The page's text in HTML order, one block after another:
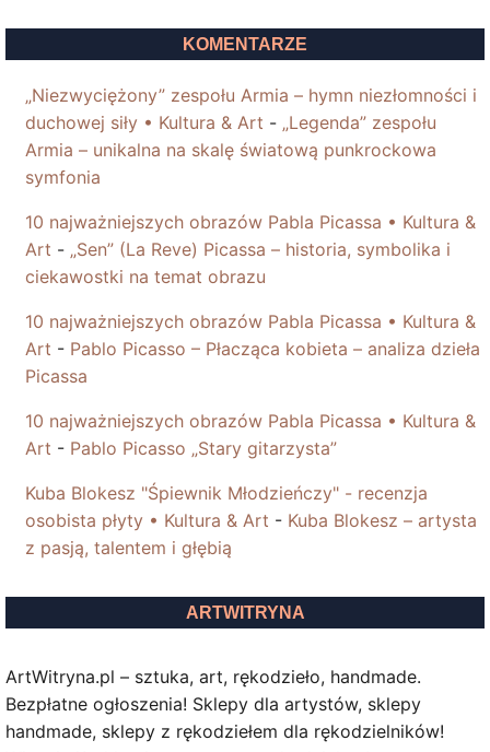
KOMENTARZE
„Niezwyciężony” zespołu Armia – hymn niezłomności i
duchowej siły • Kultura & Art - „Legenda” zespołu
Armia – unikalna na skalę światową punkrockowa
symfonia
10 najważniejszych obrazów Pabla Picassa • Kultura &
Art - „Sen” (La Reve) Picassa – historia, symbolika i
ciekawostki na temat obrazu
10 najważniejszych obrazów Pabla Picassa • Kultura &
Art - Pablo Picasso – Płacząca kobieta – analiza dzieła
Picassa
10 najważniejszych obrazów Pabla Picassa • Kultura &
Art - Pablo Picasso „Stary gitarzysta”
Kuba Blokesz "Śpiewnik Młodzieńczy" - recenzja
osobista płyty • Kultura & Art - Kuba Blokesz – artysta
z pasją, talentem i głębią
ARTWITRYNA
ArtWitryna.pl – sztuka, art, rękodzieło, handmade.
Bezpłatne ogłoszenia! Sklepy dla artystów, sklepy
handmade, sklepy z rękodziełem dla rękodzielników!